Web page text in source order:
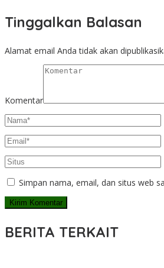
Tinggalkan Balasan
Alamat email Anda tidak akan
Komentar
Simpan nama, email, dan situs web
BERITA TERKAIT